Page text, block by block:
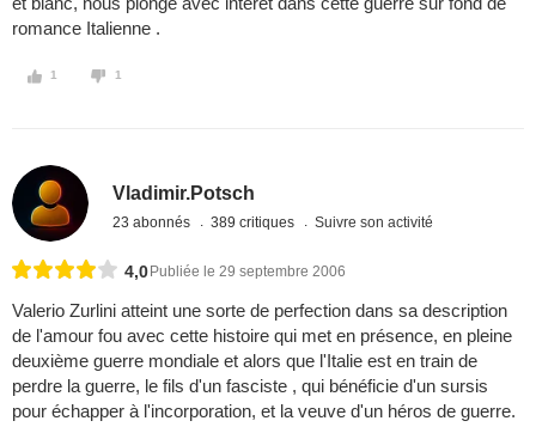
romance Italienne .
1 1
Vladimir.Potsch
23 abonnés 389 critiques Suivre son activité
4,0 Publiée le 29 septembre 2006
Valerio Zurlini atteint une sorte de perfection dans sa description
de l'amour fou avec cette histoire qui met en présence, en pleine
deuxième guerre mondiale et alors que l'Italie est en train de
perdre la guerre, le fils d'un fasciste , qui bénéficie d'un sursis
pour échapper à l'incorporation, et la veuve d'un héros de guerre.